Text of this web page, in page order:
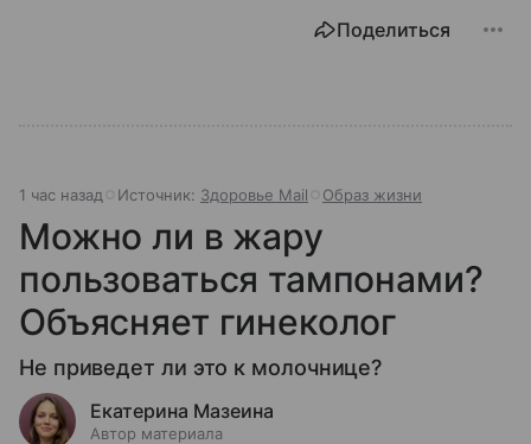
Поделиться
1 час назад Источник: Здоровье Mail Образ жизни
Можно ли в жару
пользоваться тампонами?
Объясняет гинеколог
Не приведет ли это к молочнице?
Екатерина Мазеина
Автор материала